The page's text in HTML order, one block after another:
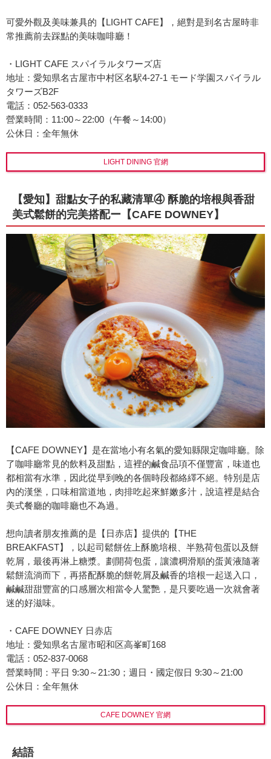
可愛外觀及美味兼具的【LIGHT CAFE】，絕對是到名古屋時非
常推薦前去踩點的美味咖啡廳！
・LIGHT CAFE スパイラルタワーズ店
地址：愛知県名古屋市中村区名駅4-27-1 モード学園スパイラル
タワーズB2F
電話：052-563-0333
營業時間：11:00～22:00（午餐～14:00）
公休日：全年無休
LIGHT DINING 官網
【愛知】甜點女子的私藏清單④ 酥脆的培根與香甜
美式鬆餅的完美搭配ー【CAFE DOWNEY】
【CAFE DOWNEY】是在當地小有名氣的愛知縣限定咖啡廳。除
了咖啡廳常見的飲料及甜點，這裡的鹹食品項不僅豐富，味道也
都相當有水準，因此從早到晚的各個時段都絡繹不絕。特別是店
內的漢堡，口味相當道地，肉排吃起來鮮嫩多汁，說這裡是結合
美式餐廳的咖啡廳也不為過。
想向讀者朋友推薦的是【日赤店】提供的【THE
BREAKFAST】，以起司鬆餅佐上酥脆培根、半熟荷包蛋以及餅
乾屑，最後再淋上糖漿。劃開荷包蛋，讓濃稠滑順的蛋黃液隨著
鬆餅流淌而下，再搭配酥脆的餅乾屑及鹹香的培根一起送入口，
鹹鹹甜甜豐富的口感層次相當令人驚艷，是只要吃過一次就會著
迷的好滋味。
・CAFE DOWNEY 日赤店
地址：愛知県名古屋市昭和区高峯町168
電話：052-837-0068
營業時間：平日 9:30～21:30；週日・國定假日 9:30～21:00
公休日：全年無休
CAFE DOWNEY 官網
結語